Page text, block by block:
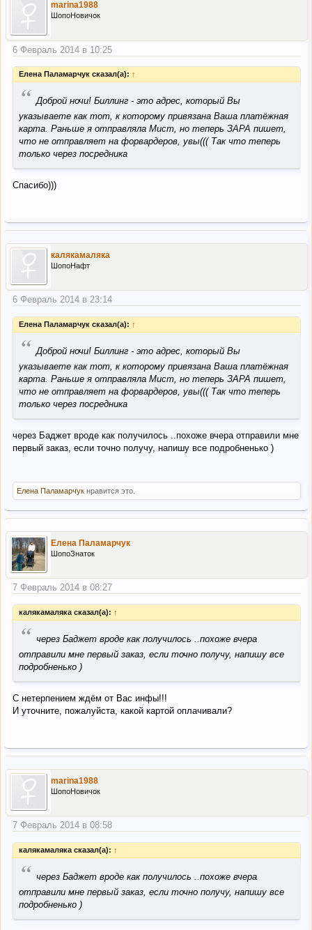
Принимает украинские карты:
виртуальную карту Приватбанка не принял, оплачивала
именной Gold World, биллинг - смешаный: адрес свой, город
Мадрид, страна Испания.
Доставка в Украину:Нет.
Стоимость доставки по Испании: 3,95 евро.
Особенности:
Купоны на скидку: пока не встречала.
Возврат CASHBACK:
https://www.facebook.com/Zara
https://twitter.com/ZARA
marina1988
ШопоНовичок
6 Февраль 2014 в 10:25
Елена Паламарчук сказал(а): ↑
“ Доброй ночи! Биллинг - это адрес, который Вы
указываете как тот, к которому привязана Ваша платёжная
карта. Раньше я отправляла Мист, но теперь ЗАРА пишет,
что не отправляет на форвардеров, увы((( Так что теперь
только через посредника
Спасибо)))
калякамаляка
ШопоНафт
6 Февраль 2014 в 23:14
Елена Паламарчук сказал(а): ↑
“ Доброй ночи! Биллинг - это адрес, который Вы
указываете как тот, к которому привязана Ваша платёжная
карта. Раньше я отправляла Мист, но теперь ЗАРА пишет,
что не отправляет на форвардеров, увы((( Так что теперь
только через посредника
через Баджет вроде как получилось ..похоже вчера отправили мне
первый заказ, если точно получу, напишу все подробненько )
Елена Паламарчук нравится это.
Елена Паламарчук
ШопоЗнаток
7 Февраль 2014 в 08:27
калякамаляка сказал(а): ↑
“ через Баджет вроде как получилось ..похоже вчера
отправили мне первый заказ, если точно получу, напишу все
подробненько )
С нетерпением ждём от Вас инфы!!!
И уточните, пожалуйста, какой картой оплачивали?
marina1988
ШопоНовичок
7 Февраль 2014 в 08:58
калякамаляка сказал(а): ↑
“ через Баджет вроде как получилось ..похоже вчера
отправили мне первый заказ, если точно получу, напишу все
подробненько )